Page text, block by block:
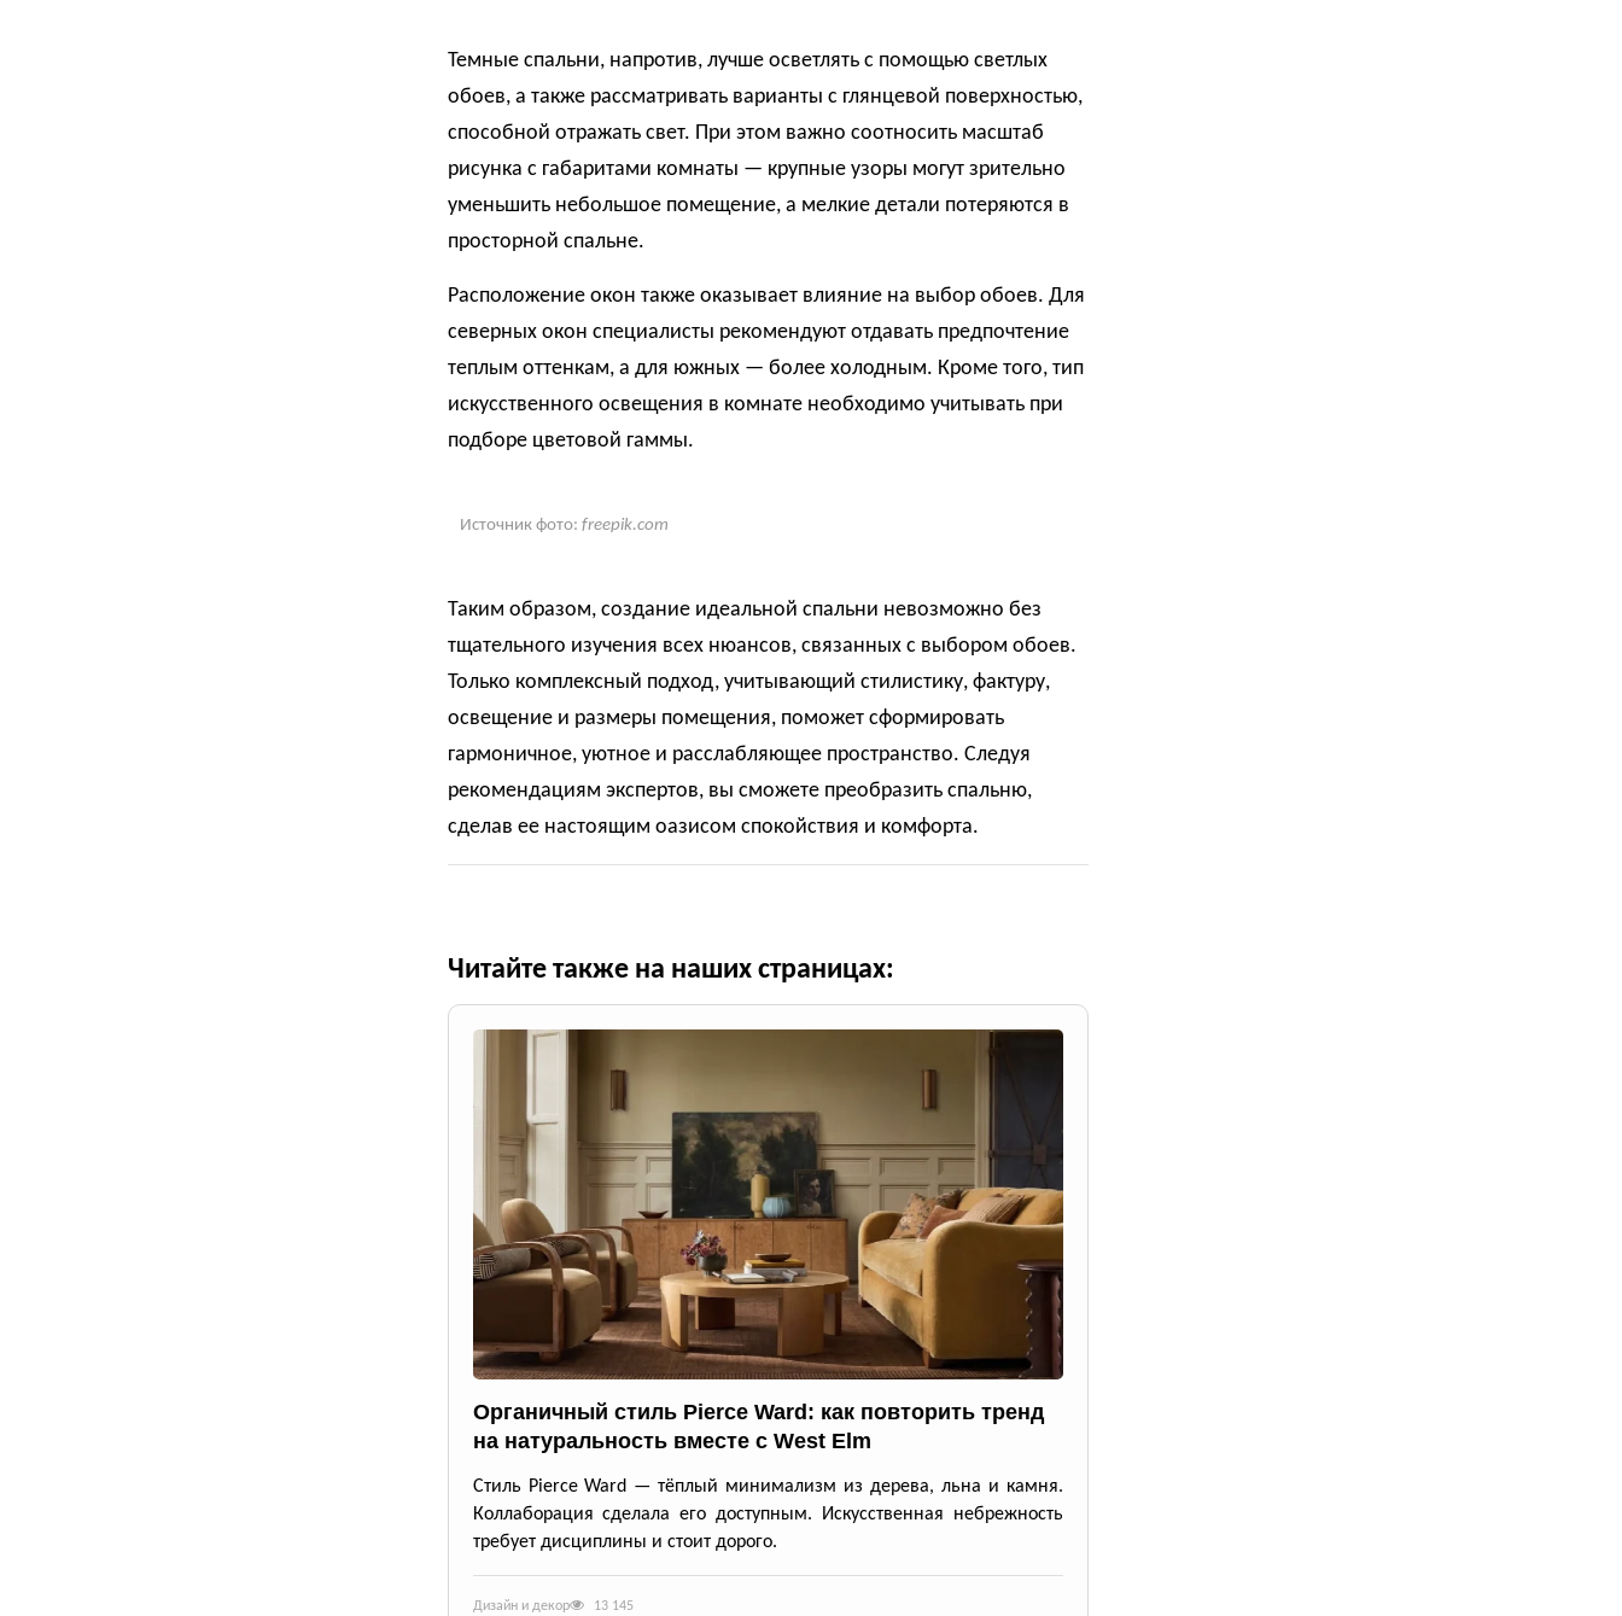
Темные спальни, напротив, лучше осветлять с помощью светлых
обоев, а также рассматривать варианты с глянцевой поверхностью,
способной отражать свет. При этом важно соотносить масштаб
рисунка с габаритами комнаты — крупные узоры могут зрительно
уменьшить небольшое помещение, а мелкие детали потеряются в
просторной спальне.
Расположение окон также оказывает влияние на выбор обоев. Для
северных окон специалисты рекомендуют отдавать предпочтение
теплым оттенкам, а для южных — более холодным. Кроме того, тип
искусственного освещения в комнате необходимо учитывать при
подборе цветовой гаммы.
Источник фото: freepik.com
Таким образом, создание идеальной спальни невозможно без
тщательного изучения всех нюансов, связанных с выбором обоев.
Только комплексный подход, учитывающий стилистику, фактуру,
освещение и размеры помещения, поможет сформировать
гармоничное, уютное и расслабляющее пространство. Следуя
рекомендациям экспертов, вы сможете преобразить спальню,
сделав ее настоящим оазисом спокойствия и комфорта.
Читайте также на наших страницах:
Органичный стиль Pierce Ward: как повторить тренд
на натуральность вместе с West Elm
Стиль Pierce Ward — тёплый минимализм из дерева, льна и камня.
Коллаборация сделала его доступным. Искусственная небрежность
требует дисциплины и стоит дорого.
Дизайн и декор 13 145